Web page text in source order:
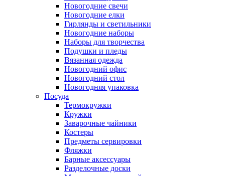
Новогодние свечи
Новогодние елки
Гирлянды и светильники
Новогодние наборы
Наборы для творчества
Подушки и пледы
Вязанная одежда
Новогодний офис
Новогодний стол
Новогодняя упаковка
Посуда
Термокружки
Кружки
Заварочные чайники
Костеры
Предметы сервировки
Фляжки
Барные аксессуары
Разделочные доски